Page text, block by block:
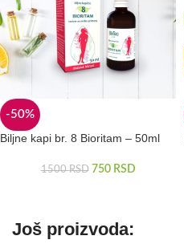
-50%
Biljne kapi br. 8 Bioritam – 50ml
1500RSD 750 RSD
Još proizvoda: